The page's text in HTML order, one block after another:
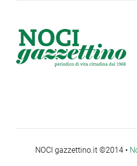
NOCI gazzettino.it ©2014 •